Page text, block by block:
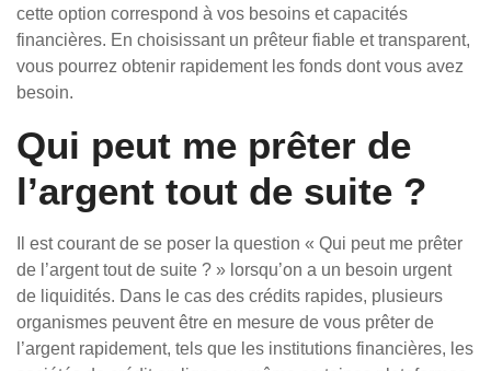
cette option correspond à vos besoins et capacités
financières. En choisissant un prêteur fiable et transparent,
vous pourrez obtenir rapidement les fonds dont vous avez
besoin.
Qui peut me prêter de
l’argent tout de suite ?
Il est courant de se poser la question « Qui peut me prêter
de l’argent tout de suite ? » lorsqu’on a un besoin urgent
de liquidités. Dans le cas des crédits rapides, plusieurs
organismes peuvent être en mesure de vous prêter de
l’argent rapidement, tels que les institutions financières, les